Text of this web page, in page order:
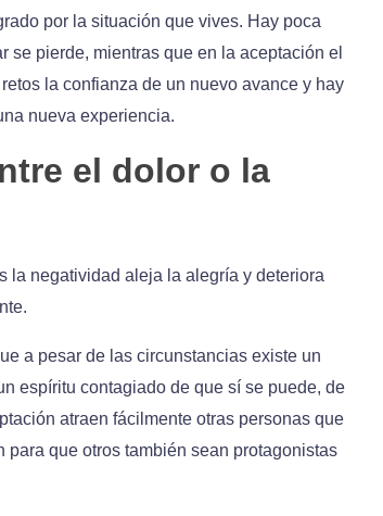
por la situación que vives. Hay poca
se pierde, mientras que en la aceptación el
la confianza de un nuevo avance y hay
nueva experiencia.
el dolor o la
la negatividad aleja la alegría y deteriora
a pesar de las circunstancias existe un
espíritu contagiado de que sí se puede, de
atraen fácilmente otras personas que
que otros también sean protagonistas